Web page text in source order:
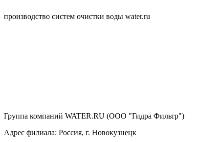
производство систем очистки воды water.ru
Группа компаний WATER.RU (ООО "Гидра Фильтр")
Адрес филиала: Россия, г. Новокузнецк